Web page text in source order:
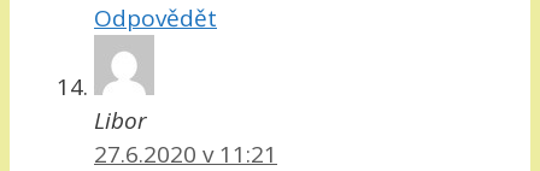
Odpovědět
Libor
27.6.2020 v 11:21